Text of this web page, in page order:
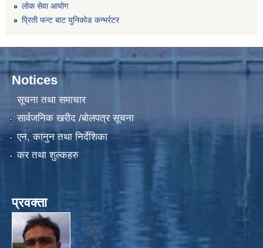
लोक सेवा आयोग
प्रिती फन्ट बाट युनिकोड कन्भर्रटर
Notices
सूचना तथा समाचार
सार्वजनिक खरीद /बोलपत्र सूचना
एन, कानुन तथा निर्देशिका
कर तथा शुल्कहरु
प्रवक्ता